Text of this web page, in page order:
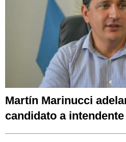
Martín Marinucci
candidato a